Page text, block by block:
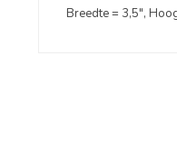
Breedte = 3,5",